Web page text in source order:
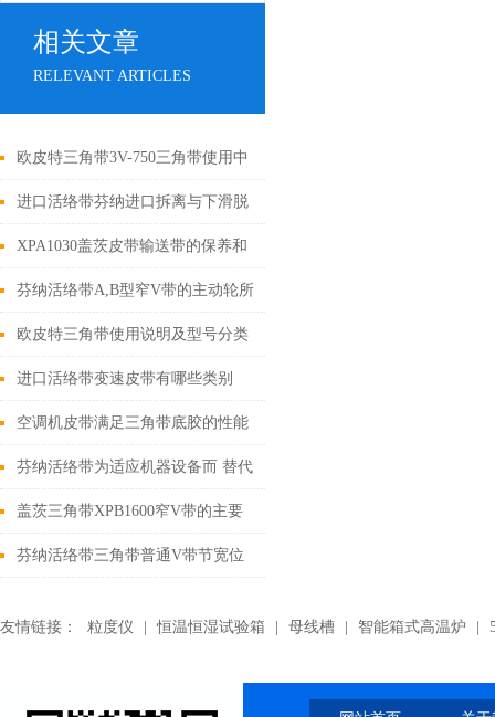
相关文章
RELEVANT ARTICLES
欧皮特三角带3V-750三角带使用中
的几个误区
进口活络带芬纳进口拆离与下滑脱
层之下的楔冲作用结合
XPA1030盖茨皮带输送带的保养和
使用说明
芬纳活络带A,B型窄V带的主动轮所
承受的拉力
欧皮特三角带使用说明及型号分类
进口活络带变速皮带有哪些类别
空调机皮带满足三角带底胶的性能
要求
芬纳活络带为适应机器设备而 替代
窄V带传动的途径
盖茨三角带XPB1600窄V带的主要
原材料以及经济性能
芬纳活络带三角带普通V带节宽位
友情链接： 粒度仪 恒温恒湿试验箱 母线槽 智能箱式高温炉